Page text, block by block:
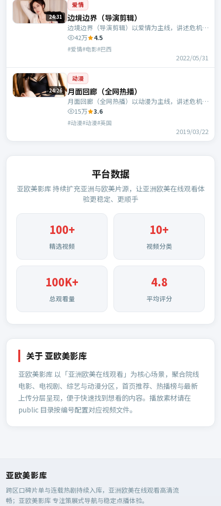
24:31
爱情
边境边界（导演剪辑）
边境边界（导演剪辑）以爱情为主线，讲述危机中
的抉择与人物成长；巴西班底，翁子光执导，倪
妮、宋康昊等主演。
42万 4.5
#爱情#电影#巴西
2022/05/31
24:26
动漫
月面回廊（全网热播）
月面回廊（全网热播）以动漫为主线，讲述危机中
的抉择与人物成长；英国班底，王伟执导，长泽雅
美、倪妮等主演。
15万 3.6
#动漫#动漫#英国
2019/03/22
平台数据
亚欧美影库 持续扩充亚洲与欧美片源，让亚洲欧美在线观看体
验更稳定、更顺手
100+
精选视频
10+
视频分类
100K+
总观看量
4.8
平均评分
关于亚欧美影库
亚欧美影库 以「亚洲欧美在线观看」为核心场景，聚合院线
电影、电视剧、综艺与动漫分区，首页推荐、热播榜与最新
上传分层呈现，便于快速找到想看的内容。播放素材请在
public 目录按编号配置对应视频文件。
亚欧美影库
跨区口碑片单与连载热剧持续入库，亚洲欧美在线观看高清流
畅； 亚欧美影库 专注策展式导航与稳定点播体验。